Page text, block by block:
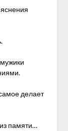
делает
памяти…